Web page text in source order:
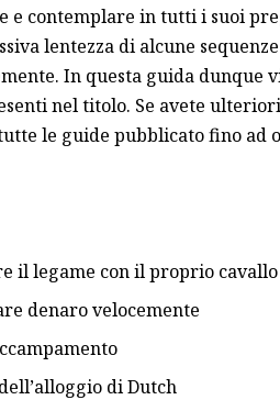
e contemplare in tutti i suoi
lentezza di alcune
In questa guida dunque
nel titolo. Se avete
le guide pubblicato fino ad
il legame con il proprio cavallo
denaro velocemente
di Dutch